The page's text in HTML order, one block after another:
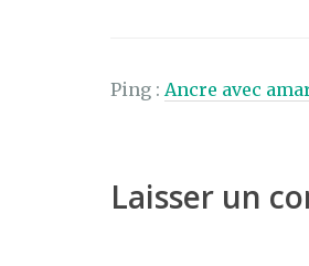
Ping : Ancre avec
Laisser un